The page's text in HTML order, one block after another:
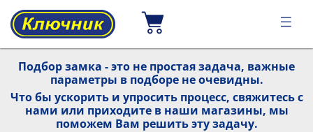
Подбор замка - это не простая задача, важные
параметры в подборе не очевидны.
Что бы ускорить и упросить процесс, свяжитесь с
нами или приходите в наши магазины, мы
поможем Вам решить эту задачу.